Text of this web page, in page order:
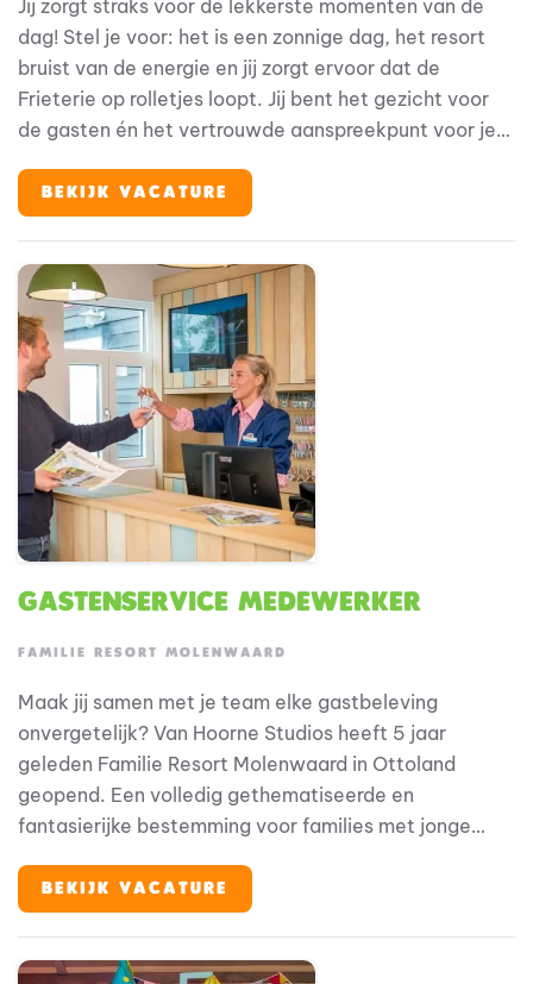
Jij zorgt straks voor de lekkerste momenten van de
dag! Stel je voor: het is een zonnige dag, het resort
bruist van de energie en jij zorgt ervoor dat de
Frieterie op rolletjes loopt. Jij bent het gezicht voor
de gasten én het vertrouwde aanspreekpunt voor je
werk zo leuk. Bij Familie Resort Molenwaard draait
alles om beleving. Onze gasten -gezinnen met jonge
draagt daar elke dag aan bij, met een glimlach en een
goed bakje friet, heerlijke pizza of vers geschept ijsje
geserveerd vanuit de Frieterie.
BEKIJK VACATURE
Gastenservice medewerker
FAMILIE RESORT MOLENWAARD
Maak jij samen met je team elke gastbeleving
onvergetelijk? Van Hoorne Studios heeft 5 jaar
geleden Familie Resort Molenwaard in Ottoland
geopend. Een volledig gethematiseerde en
fantasierijke bestemming voor families met jonge
Fien & Teun stappen. Binnen deze bijzondere
omgeving speelt Gastenservice een belangrijke rol in
BEKIJK VACATURE